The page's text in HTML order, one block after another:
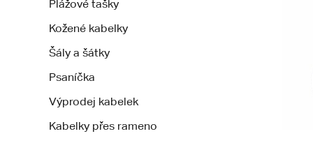
Plážové tašky
Kožené kabelky
Šály a šátky
Psaníčka
Výprodej kabelek
Kabelky přes rameno